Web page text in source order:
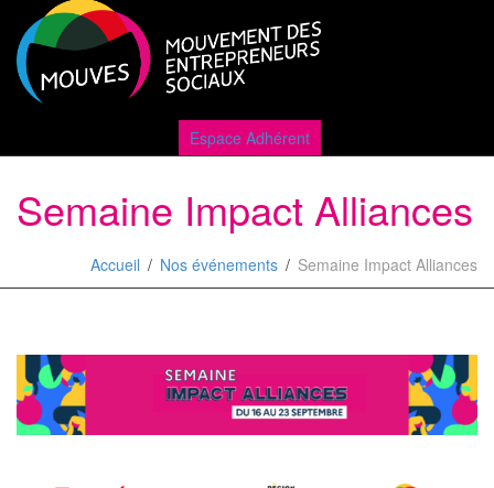
Espace Adhérent
Semaine Impact Alliances
Accueil Nos événements Semaine Impact Alliances